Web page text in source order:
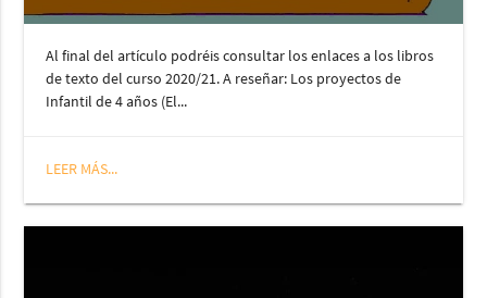
Al final del artículo podréis consultar los enlaces a los libros
de texto del curso 2020/21. A reseñar: Los proyectos de
Infantil de 4 años (El...
LEER MÁS...